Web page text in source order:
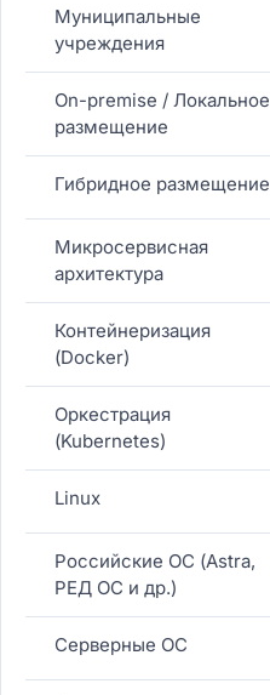
Муниципальные
учреждения
On-premise / Локальное
размещение
Гибридное размещение
Микросервисная
архитектура
Контейнеризация
(Docker)
Оркестрация
(Kubernetes)
Linux
Российские ОС (Astra,
РЕД ОС и др.)
Серверные ОС